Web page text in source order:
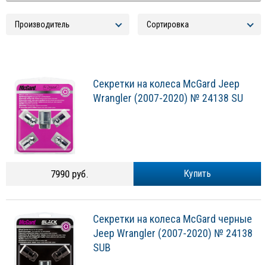
Секретки на колеса McGard Jeep
Wrangler (2007-2020) № 24138 SU
Купить
7990 руб.
Секретки на колеса McGard черные
Jeep Wrangler (2007-2020) № 24138
SUB